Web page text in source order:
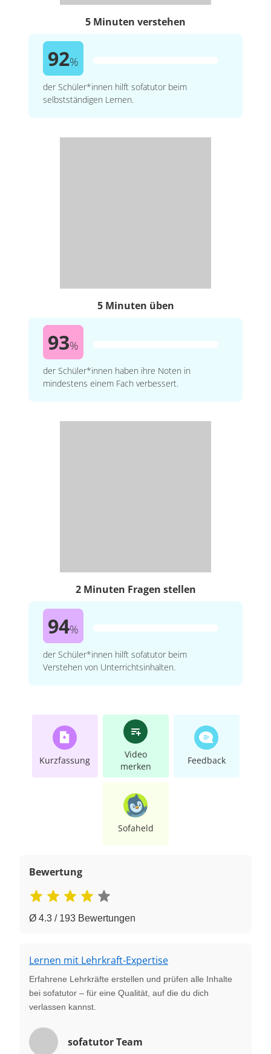
5 Minuten verstehen
92%
der Schüler*innen hilft sofatutor beim
selbstständigen Lernen.
5 Minuten üben
93%
der Schüler*innen haben ihre Noten in
mindestens einem Fach verbessert.
2 Minuten Fragen stellen
94%
der Schüler*innen hilft sofatutor beim
Verstehen von Unterrichtsinhalten.
Kurzfassung
Video
merken
Feedback
Sofaheld
Bewertung
Ø 4.3 / 193 Bewertungen
Lernen mit Lehrkraft-Expertise
Erfahrene Lehrkräfte erstellen und prüfen alle Inhalte
bei sofatutor – für eine Qualität, auf die du dich
verlassen kannst.
sofatutor Team